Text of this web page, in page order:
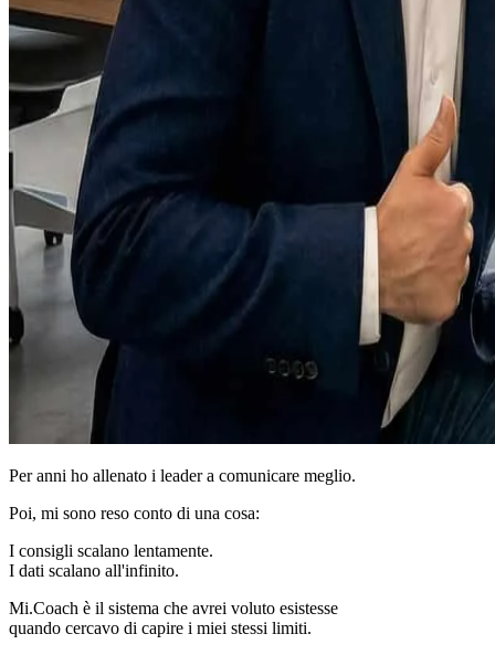
Per anni ho allenato i leader a comunicare meglio.
Poi, mi sono reso conto di una cosa:
I consigli scalano lentamente.
I dati scalano all'infinito.
Mi.Coach è il sistema che avrei voluto esistesse
quando cercavo di capire i miei stessi limiti.